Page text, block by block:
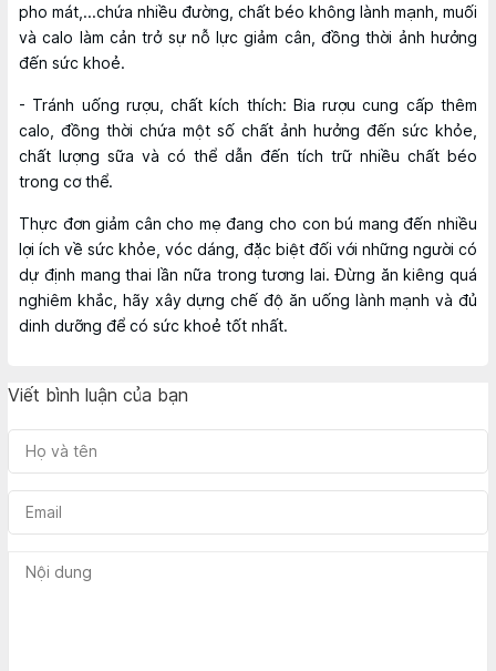
pho mát,...chứa nhiều đường, chất béo không lành mạnh, muối
và calo làm cản trở sự nỗ lực giảm cân, đồng thời ảnh hưởng
đến sức khoẻ.
- Tránh uống rượu, chất kích thích: Bia rượu cung cấp thêm
calo, đồng thời chứa một số chất ảnh hưởng đến sức khỏe,
chất lượng sữa và có thể dẫn đến tích trữ nhiều chất béo
trong cơ thể.
Thực đơn giảm cân cho mẹ đang cho con bú mang đến nhiều
lợi ích về sức khỏe, vóc dáng, đặc biệt đối với những người có
dự định mang thai lần nữa trong tương lai. Đừng ăn kiêng quá
nghiêm khắc, hãy xây dựng chế độ ăn uống lành mạnh và đủ
dinh dưỡng để có sức khoẻ tốt nhất.
Viết bình luận của bạn